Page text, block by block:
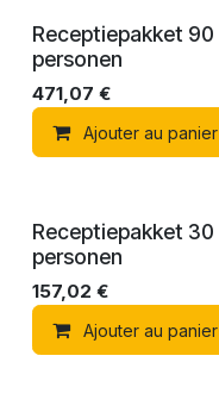
Receptiepakket 90
personen
471,07 €
Ajouter au panier
Receptiepakket 30
personen
157,02 €
Ajouter au panier